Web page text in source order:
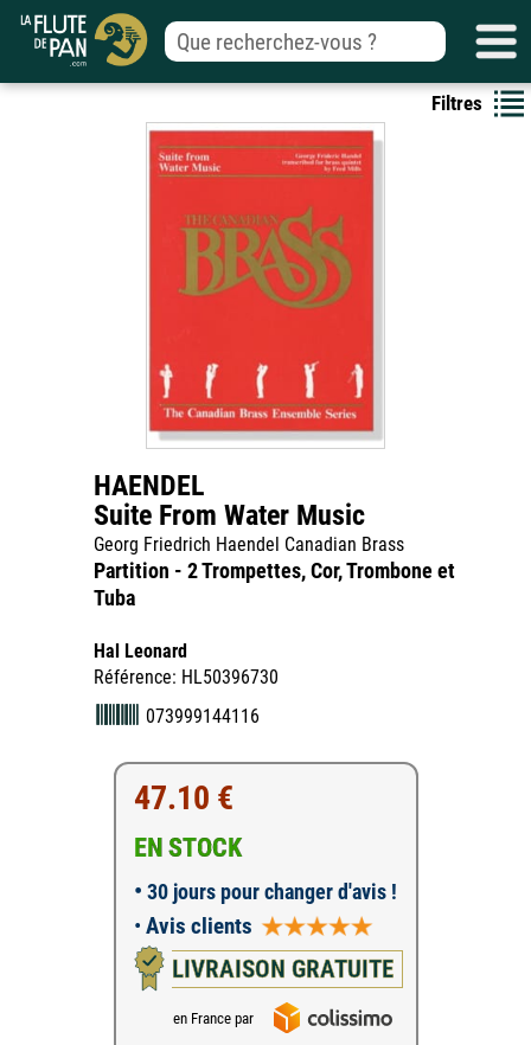
Filtres
HAENDEL
Suite From Water Music
Georg Friedrich Haendel Canadian Brass
Partition - 2 Trompettes, Cor, Trombone et
Tuba
Hal Leonard
Référence: HL50396730
073999144116
47.10 €
EN STOCK
• 30 jours pour changer d'avis !
• Avis clients
LIVRAISON GRATUITE
en France par